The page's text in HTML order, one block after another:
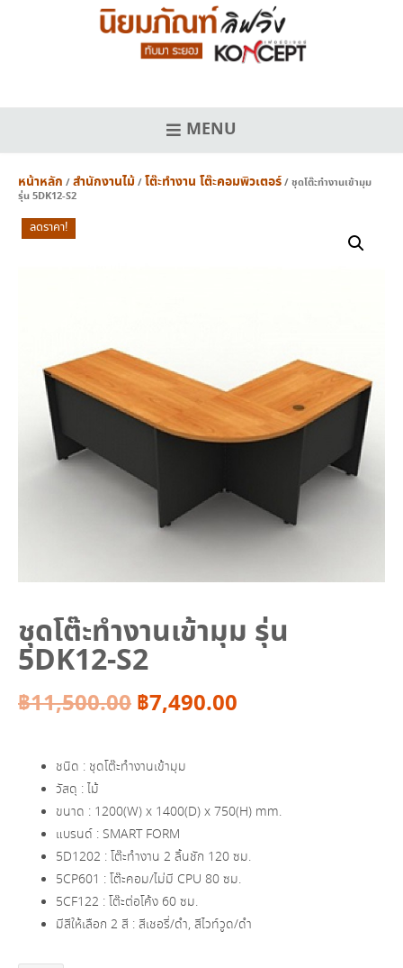
MENU
หน้าหลัก /สำนักงานไม้/โต๊ะทำงาน โต๊ะคอมพิวเตอร์/ ชุดโต๊ะทำงานเข้ามุม
รุ่น 5DK12-S2
ลดราคา!
ชุดโต๊ะทำงานเข้ามุม รุ่น
5DK12-S2
฿11,500.00Original
was:
฿11,500.00.
฿7,490.00
฿7,490.00.
ชนิด : ชุดโต๊ะทำงานเข้ามุม
วัสดุ : ไม้
ขนาด : 1200(W) x 1400(D) x 750(H) mm.
แบรนด์ : SMART FORM
5D1202 : โต๊ะทำงาน 2 ลิ้นชัก 120 ซม.
5CP601 : โต๊ะคอม/ไม่มี CPU 80 ซม.
5CF122 : โต๊ะต่อโค้ง 60 ซม.
มีสีให้เลือก 2 สี : สีเชอรี่/ดำ, สีไวท์วูด/ดำ